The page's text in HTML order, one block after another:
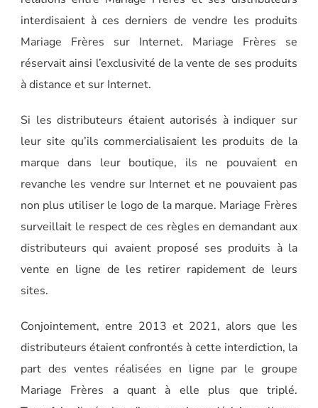
interdisaient à ces derniers de vendre les produits
Mariage Frères sur Internet. Mariage Frères se
réservait ainsi l’exclusivité de la vente de ses produits
à distance et sur Internet.
Si les distributeurs étaient autorisés à indiquer sur
leur site qu’ils commercialisaient les produits de la
marque dans leur boutique, ils ne pouvaient en
revanche les vendre sur Internet et ne pouvaient pas
non plus utiliser le logo de la marque. Mariage Frères
surveillait le respect de ces règles en demandant aux
distributeurs qui avaient proposé ses produits à la
vente en ligne de les retirer rapidement de leurs
sites.
Conjointement, entre 2013 et 2021, alors que les
distributeurs étaient confrontés à cette interdiction, la
part des ventes réalisées en ligne par le groupe
Mariage Frères a quant à elle plus que triplé.